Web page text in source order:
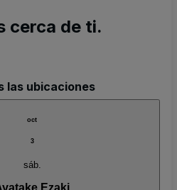
cerca de ti.
las ubicaciones
oct
3
sáb.
Ezaki